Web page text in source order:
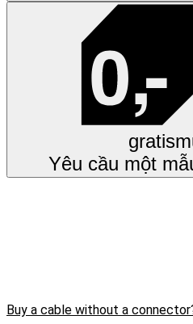
Yêu cầu một
Buy a cable without a